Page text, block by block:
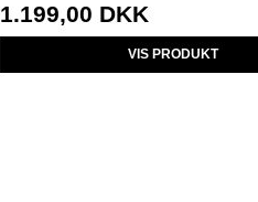
1.199,00 DKK
VIS PRODUKT